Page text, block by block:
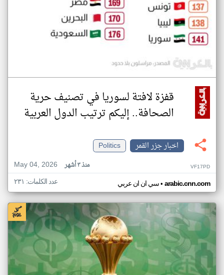
قفزة لافتة لسوريا في تصنيف حرية
الصحافة.. إليكم ترتيب الدول العربية
اخبار جزر القمر
Politics
May 04, 2026
منذ ٣ أشهر VF17PD
سي ان ان عربي• arabic.cnn.com عدد الكلمات: ٢٣١